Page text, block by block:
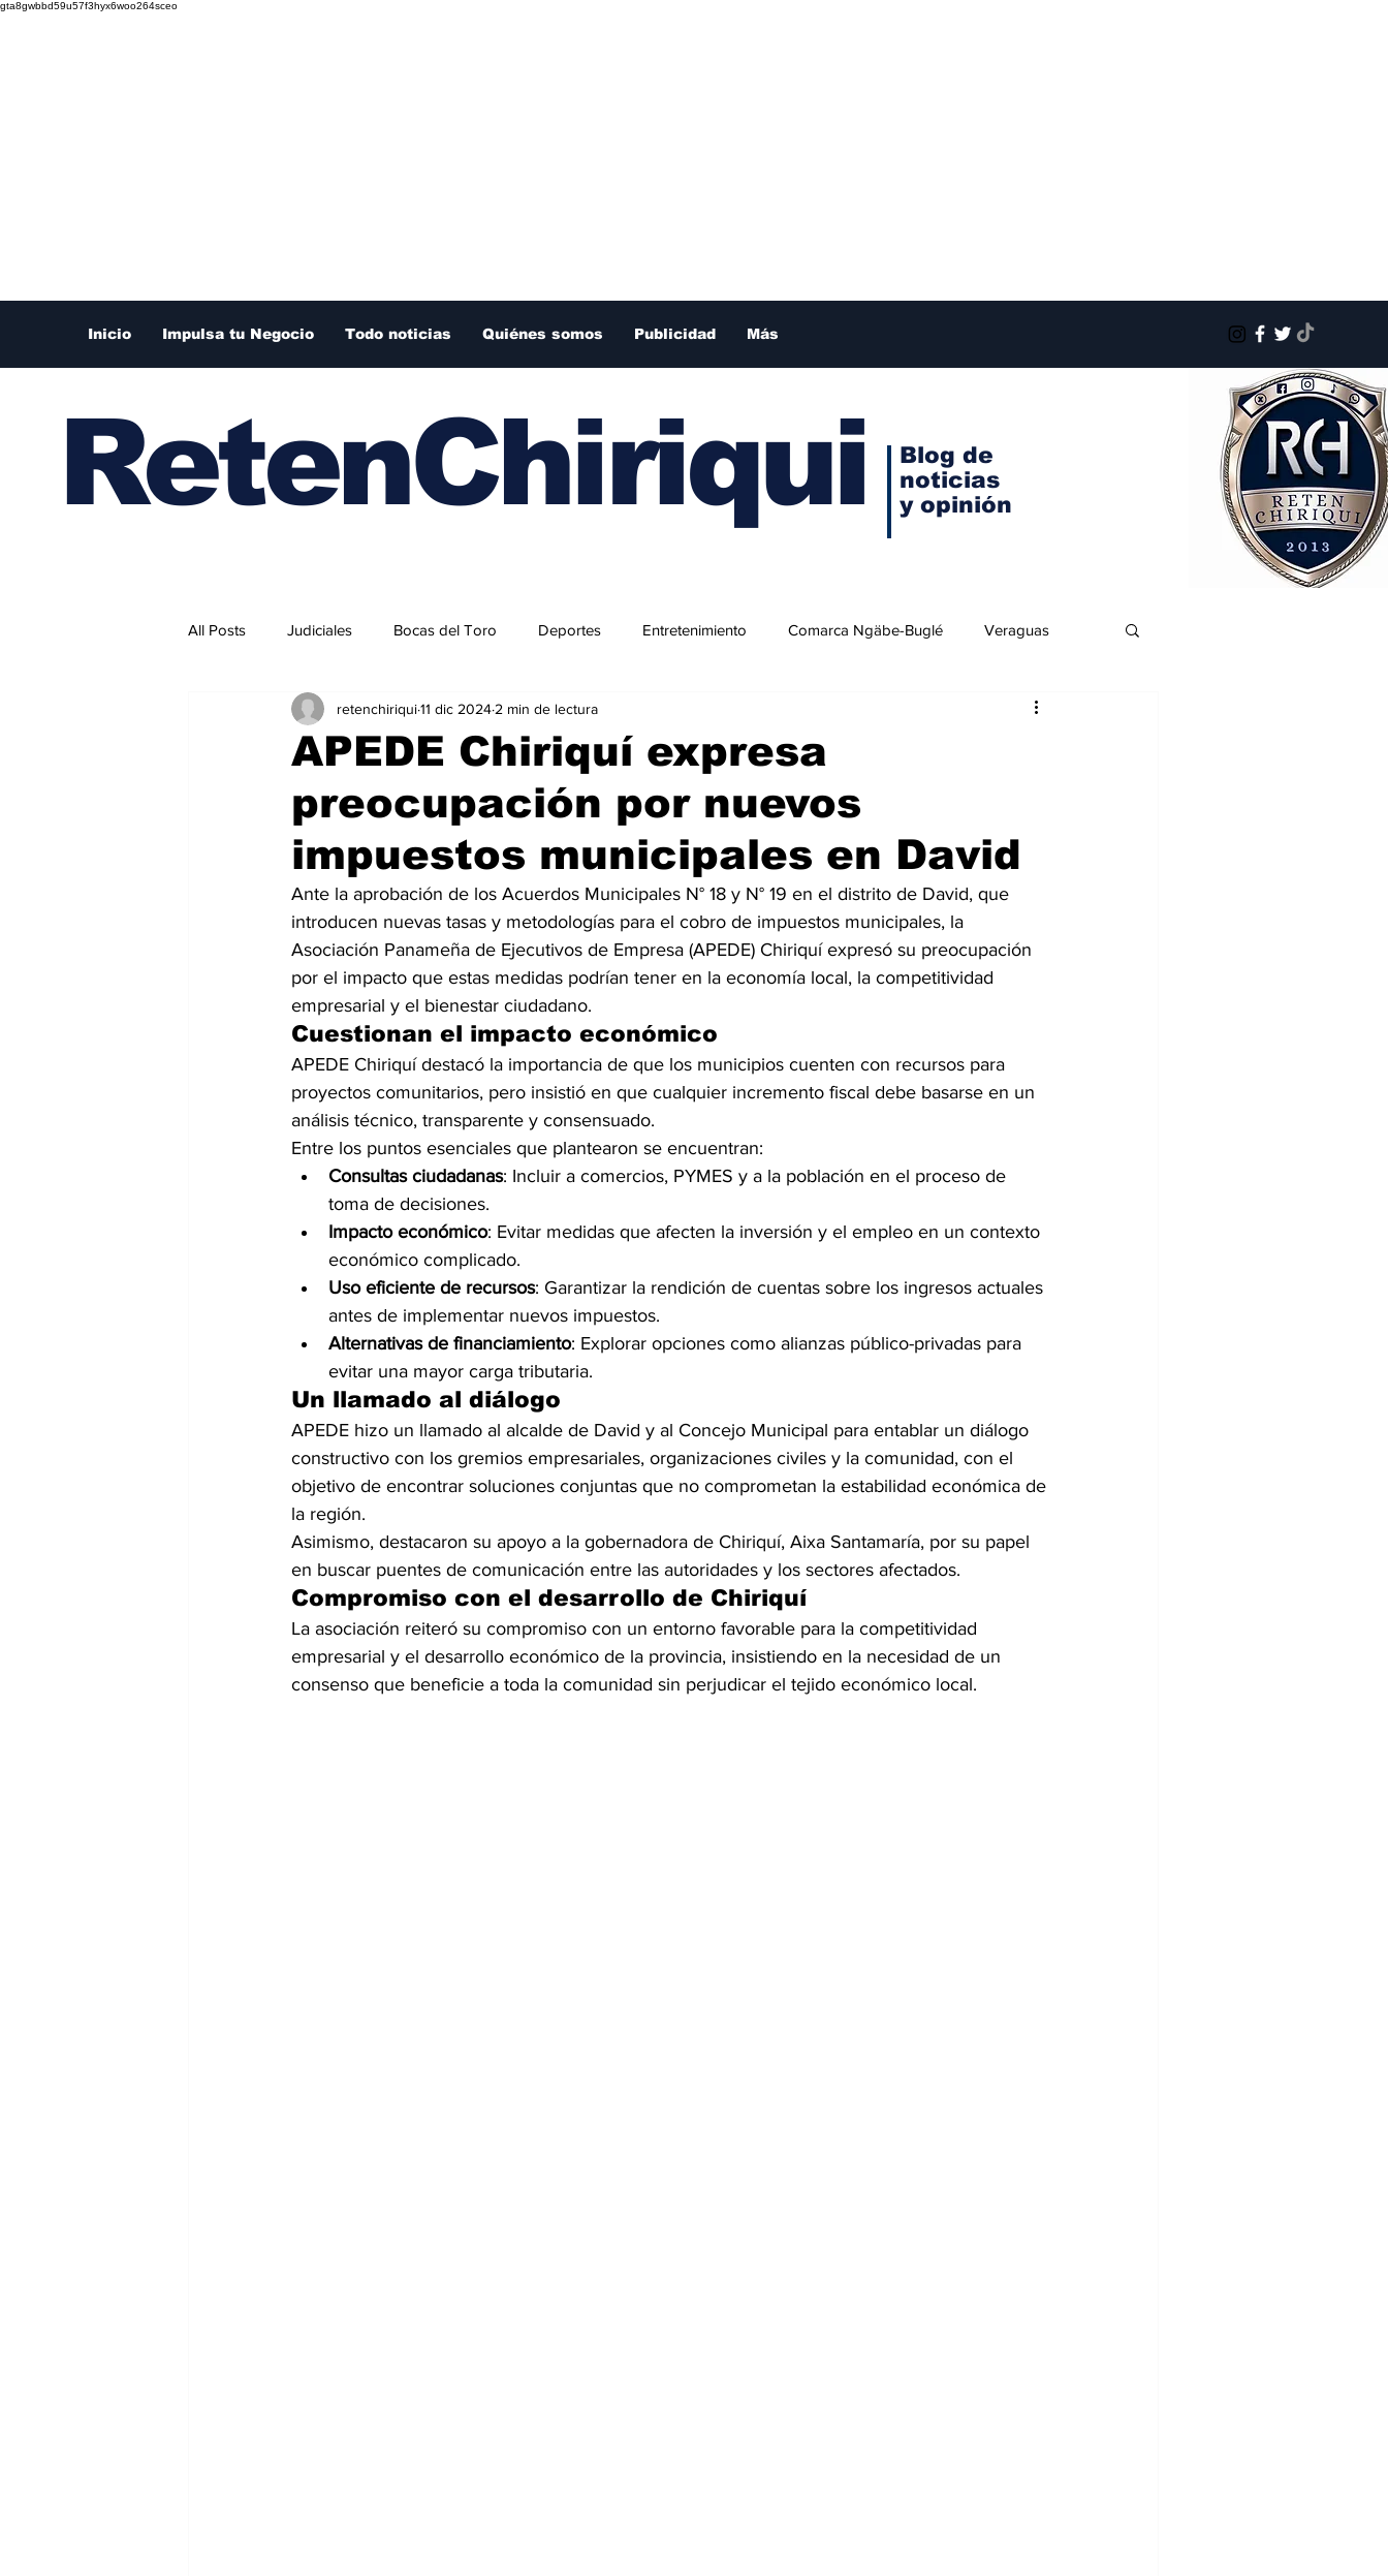
gta8gwbbd59u57f3hyx6woo264sceo
Inicio Impulsa tu Negocio Todo noticias Quiénes somos Publicidad Más
RetenChiriqui
Blog de
noticias
y opinión
All Posts Judiciales Bocas del Toro Deportes Entretenimiento Comarca Ngäbe-Buglé Veraguas
Internacionales
APEDE Chiriquí expresa
preocupación por nuevos
impuestos municipales en David
retenchiriqui11 dic 2024 2 min de lectura
Ante la aprobación de los Acuerdos Municipales N° 18 y N° 19 en el distrito de David, que
introducen nuevas tasas y metodologías para el cobro de impuestos municipales, la
Asociación Panameña de Ejecutivos de Empresa (APEDE) Chiriquí expresó su preocupación
por el impacto que estas medidas podrían tener en la economía local, la competitividad
empresarial y el bienestar ciudadano.
Cuestionan el impacto económico
APEDE Chiriquí destacó la importancia de que los municipios cuenten con recursos para
proyectos comunitarios, pero insistió en que cualquier incremento fiscal debe basarse en un
análisis técnico, transparente y consensuado.
Entre los puntos esenciales que plantearon se encuentran:
Consultas ciudadanas: Incluir a comercios, PYMES y a la población en el proceso de
toma de decisiones.
Impacto económico: Evitar medidas que afecten la inversión y el empleo en un contexto
económico complicado.
Uso eficiente de recursos: Garantizar la rendición de cuentas sobre los ingresos actuales
antes de implementar nuevos impuestos.
Alternativas de financiamiento: Explorar opciones como alianzas público-privadas para
evitar una mayor carga tributaria.
Un llamado al diálogo
APEDE hizo un llamado al alcalde de David y al Concejo Municipal para entablar un diálogo
constructivo con los gremios empresariales, organizaciones civiles y la comunidad, con el
objetivo de encontrar soluciones conjuntas que no comprometan la estabilidad económica de
la región.
Asimismo, destacaron su apoyo a la gobernadora de Chiriquí, Aixa Santamaría, por su papel
en buscar puentes de comunicación entre las autoridades y los sectores afectados.
Compromiso con el desarrollo de Chiriquí
La asociación reiteró su compromiso con un entorno favorable para la competitividad
empresarial y el desarrollo económico de la provincia, insistiendo en la necesidad de un
consenso que beneficie a toda la comunidad sin perjudicar el tejido económico local.